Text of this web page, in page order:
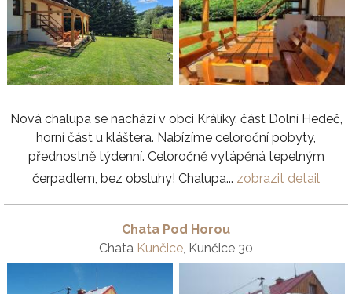
Nová chalupa se nachází v obci Králíky, část Dolní Hedeč,
horní část u kláštera. Nabízíme celoroční pobyty,
přednostně týdenní. Celoročně vytápěná tepelným
čerpadlem, bez obsluhy! Chalupa... zobrazit detail
Chata Pod Horou
Chata Kunčice , Kunčice 30